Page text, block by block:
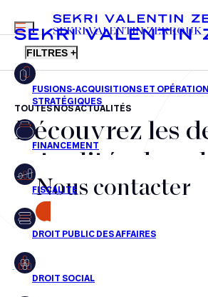
FR EN
MENU
SEKRI VALENTIN ZERROUK
FILTRES +
Fusions-acquisitions et opérations
Financement
Fiscalité
Droit public des affaires
Droit social
TOUTES NOS ACTUALITÉS
Découvrez les
actualités du
nos
transactions,
jour
Nous contacter